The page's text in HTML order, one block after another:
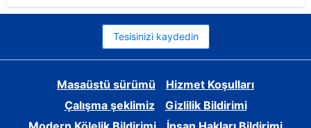
Tesisinizi kaydedin
Masaüstü sürümü
Hizmet Koşulları
Çalışma şeklimiz
Gizlilik Bildirimi